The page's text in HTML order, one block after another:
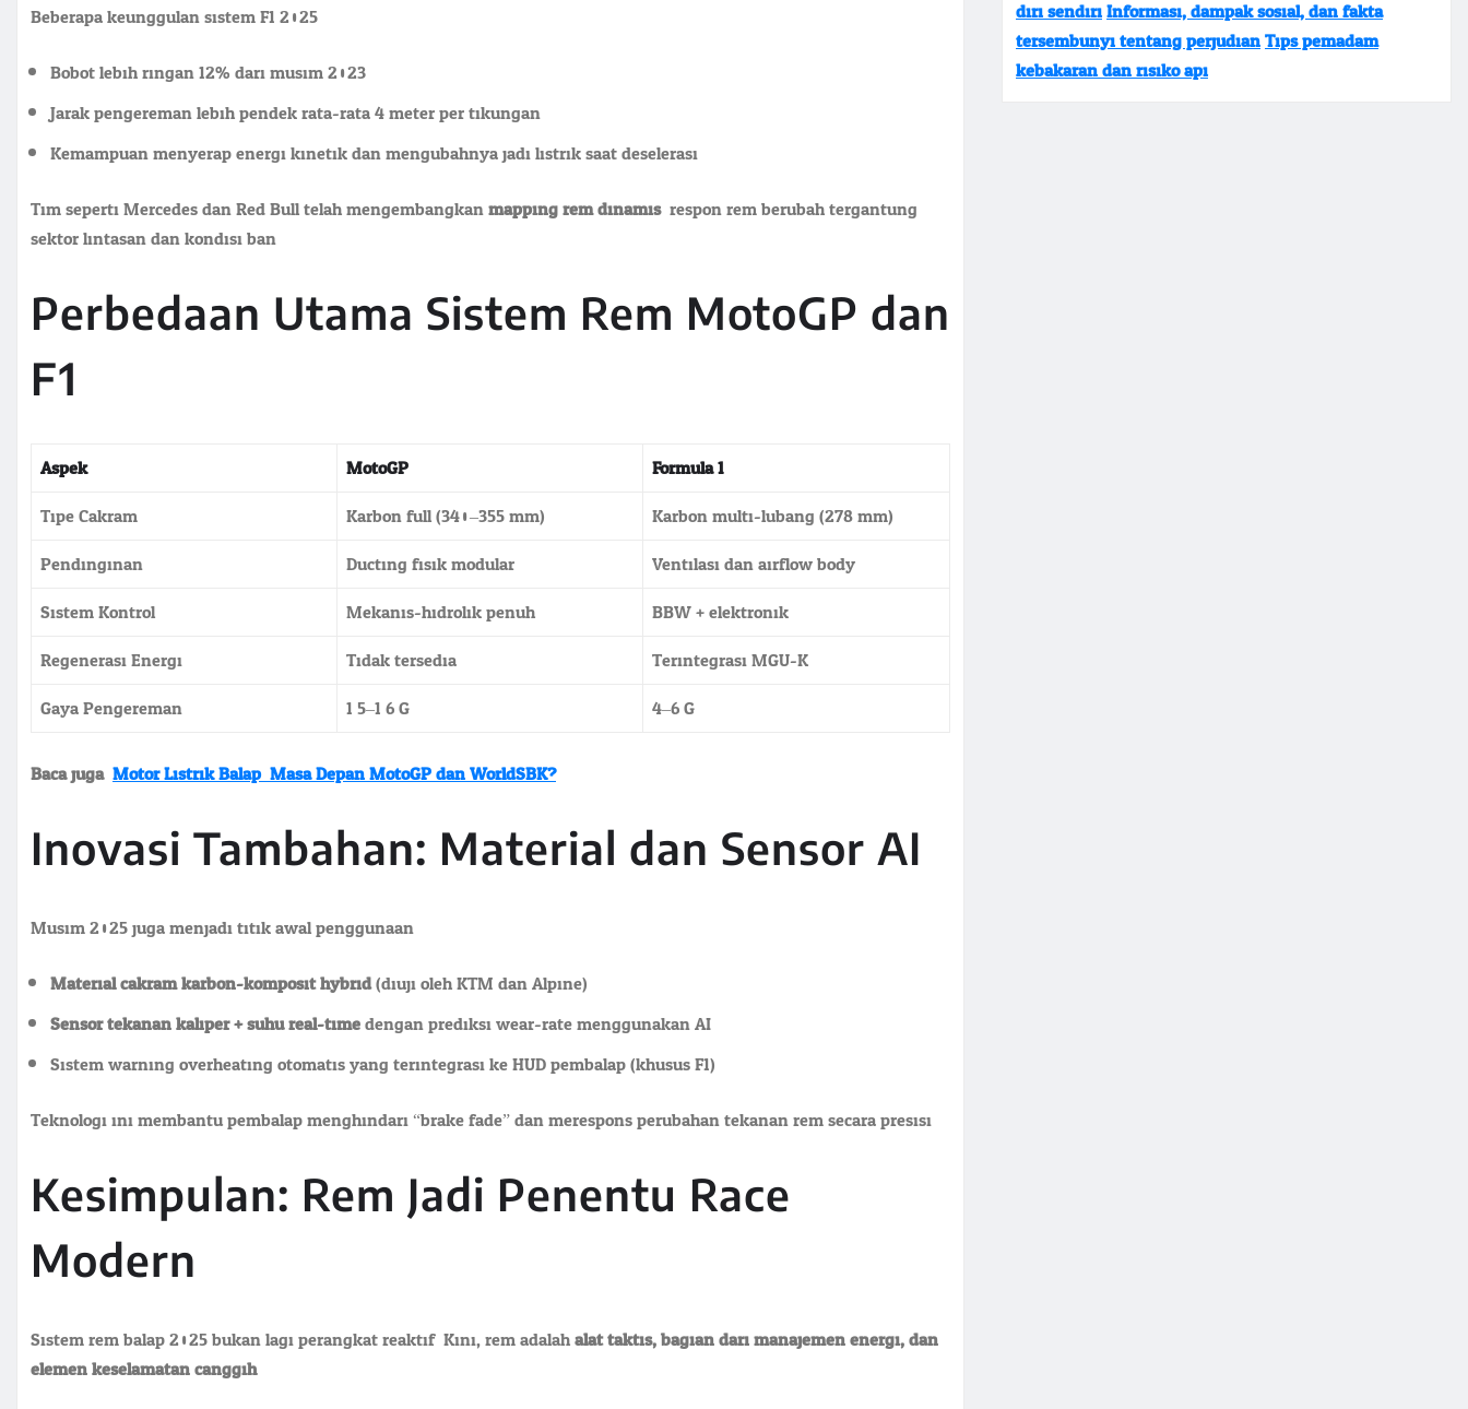
Beberapa keunggulan sistem F1 2025:
Bobot lebih ringan 12% dari musim 2023
Jarak pengereman lebih pendek rata-rata 4 meter per tikungan
Kemampuan menyerap energi kinetik dan mengubahnya jadi listrik saat deselerasi
Tim seperti Mercedes dan Red Bull telah mengembangkanmapping rem dinamis: respon rem berubah tergantung
sektor lintasan dan kondisi ban.
Perbedaan Utama Sistem Rem MotoGP dan
F1
Aspek MotoGP
Formula 1
Tipe Cakram
Karbon full (340–355 mm)
Karbon multi-lubang (278 mm)
Pendinginan
Ducting fisik modular
Ventilasi dan airflow body
Sistem Kontrol
Mekanis-hidrolik penuh
BBW + elektronik
Regenerasi Energi
Tidak tersedia
Terintegrasi MGU-K
Gaya Pengereman
1.5–1.6 G 4–6 G
Baca juga: Motor Listrik Balap: Masa Depan MotoGP dan WorldSBK?
Inovasi Tambahan: Material dan Sensor AI
Musim 2025 juga menjadi titik awal penggunaan:
Material cakram karbon-komposit hybrid(diuji oleh KTM dan Alpine)
Sensor tekanan kaliper + suhu real-timedengan prediksi wear-rate menggunakan AI
Sistem warning overheating otomatis yang terintegrasi ke HUD pembalap (khusus F1)
Teknologi ini membantu pembalap menghindari “brake fade” dan merespons perubahan tekanan rem secara presisi.
Kesimpulan: Rem Jadi Penentu Race
Modern
Sistem rem balap 2025 bukan lagi perangkat reaktif. Kini, rem adalahalat taktis, bagian dari manajemen energi, dan
elemen keselamatan canggih.
diri sendiriInformasi, dampak sosial, dan fakta
tersembunyi tentang perjudianTips pemadam
kebakaran dan risiko api